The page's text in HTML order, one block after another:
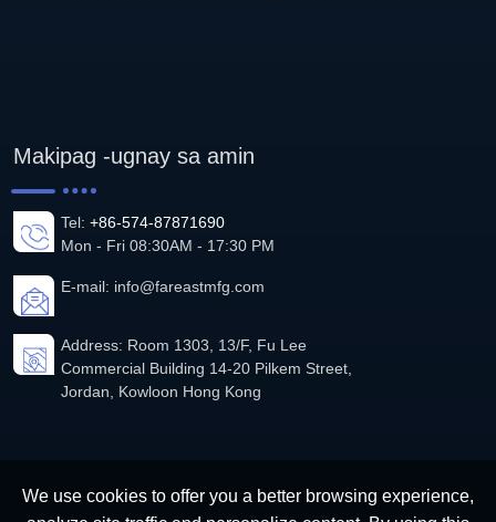
Makipag -ugnay sa amin
Tel: +86-574-87871690
Mon - Fri 08:30AM - 17:30 PM
E-mail: info@fareastmfg.com
Address: Room 1303, 13/F, Fu Lee
Commercial Building 14-20 Pilkem Street,
Jordan, Kowloon Hong Kong
We use cookies to offer you a better browsing experience,